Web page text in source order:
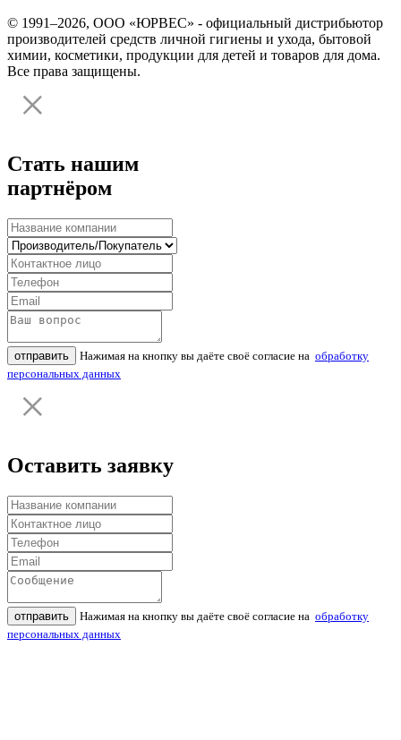
© 1991–2026, ООО «ЮРВЕС» - официальный дистрибьютор
производителей средств личной гигиены и ухода, бытовой
химии, косметики, продукции для детей и товаров для дома.
Все права защищены.
Стать нашим
партнёром
отправить Нажимая на кнопку вы даёте своё согласие на обработку
персональных данных
Оставить заявку
отправить Нажимая на кнопку вы даёте своё согласие на обработку
персональных данных